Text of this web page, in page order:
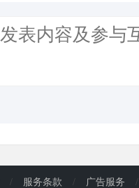
/ 服务条款 / 广告服务 /